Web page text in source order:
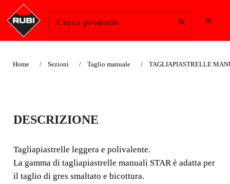
Cerca prodotto
Home Sezioni Taglio manuale TAGLIAPIASTRELLE
TAGLAIPIASTRELL
E MANUALE STAR
TAGLIAPIASTRELLE
LEGGERA E POLIVALENTE.
DESCRIZIONE
Tagliapiastrelle leggera e polivalente.
La gamma di tagliapiastrelle manuali STAR è adatta per
il taglio di gres smaltato e bicottura.